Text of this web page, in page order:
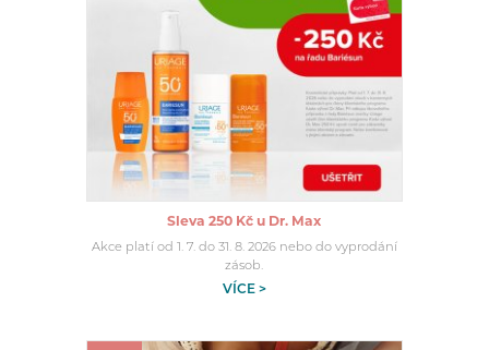
Sleva 250 Kč u Dr. Max
Akce platí od 1. 7. do 31. 8. 2026 nebo do vyprodání
zásob.
VÍCE >